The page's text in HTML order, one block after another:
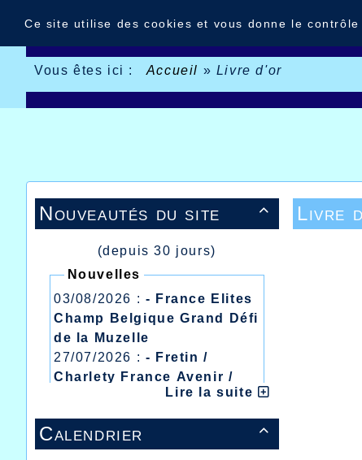
Vous êtes ici : Accueil » Livre d'or

Nouveautés du site
(depuis 30 jours)
Nouvelles
03/08/2026 : - France Elites
Champ Belgique Grand Défi
de la Muzelle
27/07/2026 : - Fretin /
Charlety France Avenir /
Heusden Zolder
20/07/2026 :- Courtrai /
Mont des Cats
Lire la suite

Calendrier
Livre
Ce site utilise des cookies et vous donne le